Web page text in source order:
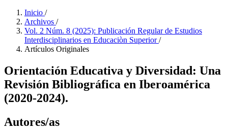
Inicio /
Archivos /
Vol. 2 Núm. 8 (2025): Publicación Regular de Estudios
Interdisciplinarios en Educaciòn Superior/
Artículos Originales
Orientación Educativa y Diversidad: Una
Revisión Bibliográfica en Iberoamérica
(2020-2024).
Autores/as